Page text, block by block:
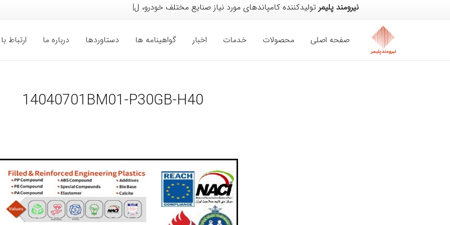
نیرومند پلیمر تولیدکننده کامپاندهای مورد نیاز صنایع مختلف خودرو، لوازم خانگ
صفحه اصلی محصولات خدمات اخبار گواهینامه ها دستاوردها درباره ما ارتباط
14040701BM01-P30GB-H40